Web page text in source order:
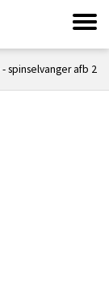
-spinselvanger afb 2